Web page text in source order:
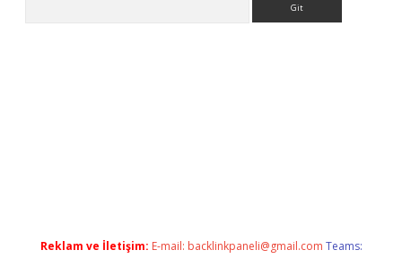
Reklam ve İletişim: E-mail: backlinkpaneli@gmail.com Teams: